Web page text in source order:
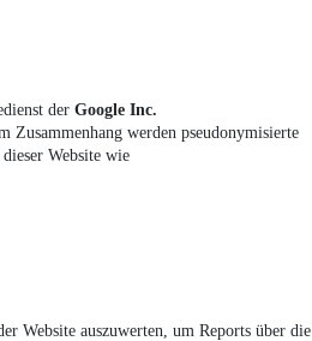
derGoogle Inc.
werden pseudonymisierte
Website wie
Website auszuwerten, um Reports über die